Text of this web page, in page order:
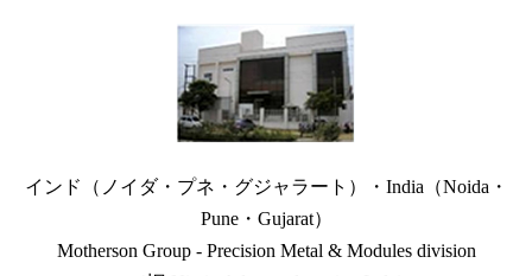
インド（ノイダ・プネ・グジャラート）・India（Noida・
Pune・Gujarat）
Motherson Group - Precision Metal & Modules division